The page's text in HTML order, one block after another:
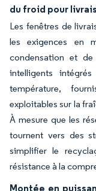
du froid pour
Les fenêtres de
les exigences en
condensation et
intelligents
température,
exploitables sur la
À mesure que les
tournent vers des
simplifier le
résistance à la
Montée en